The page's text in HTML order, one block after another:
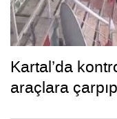
Kartal’da
araçlara